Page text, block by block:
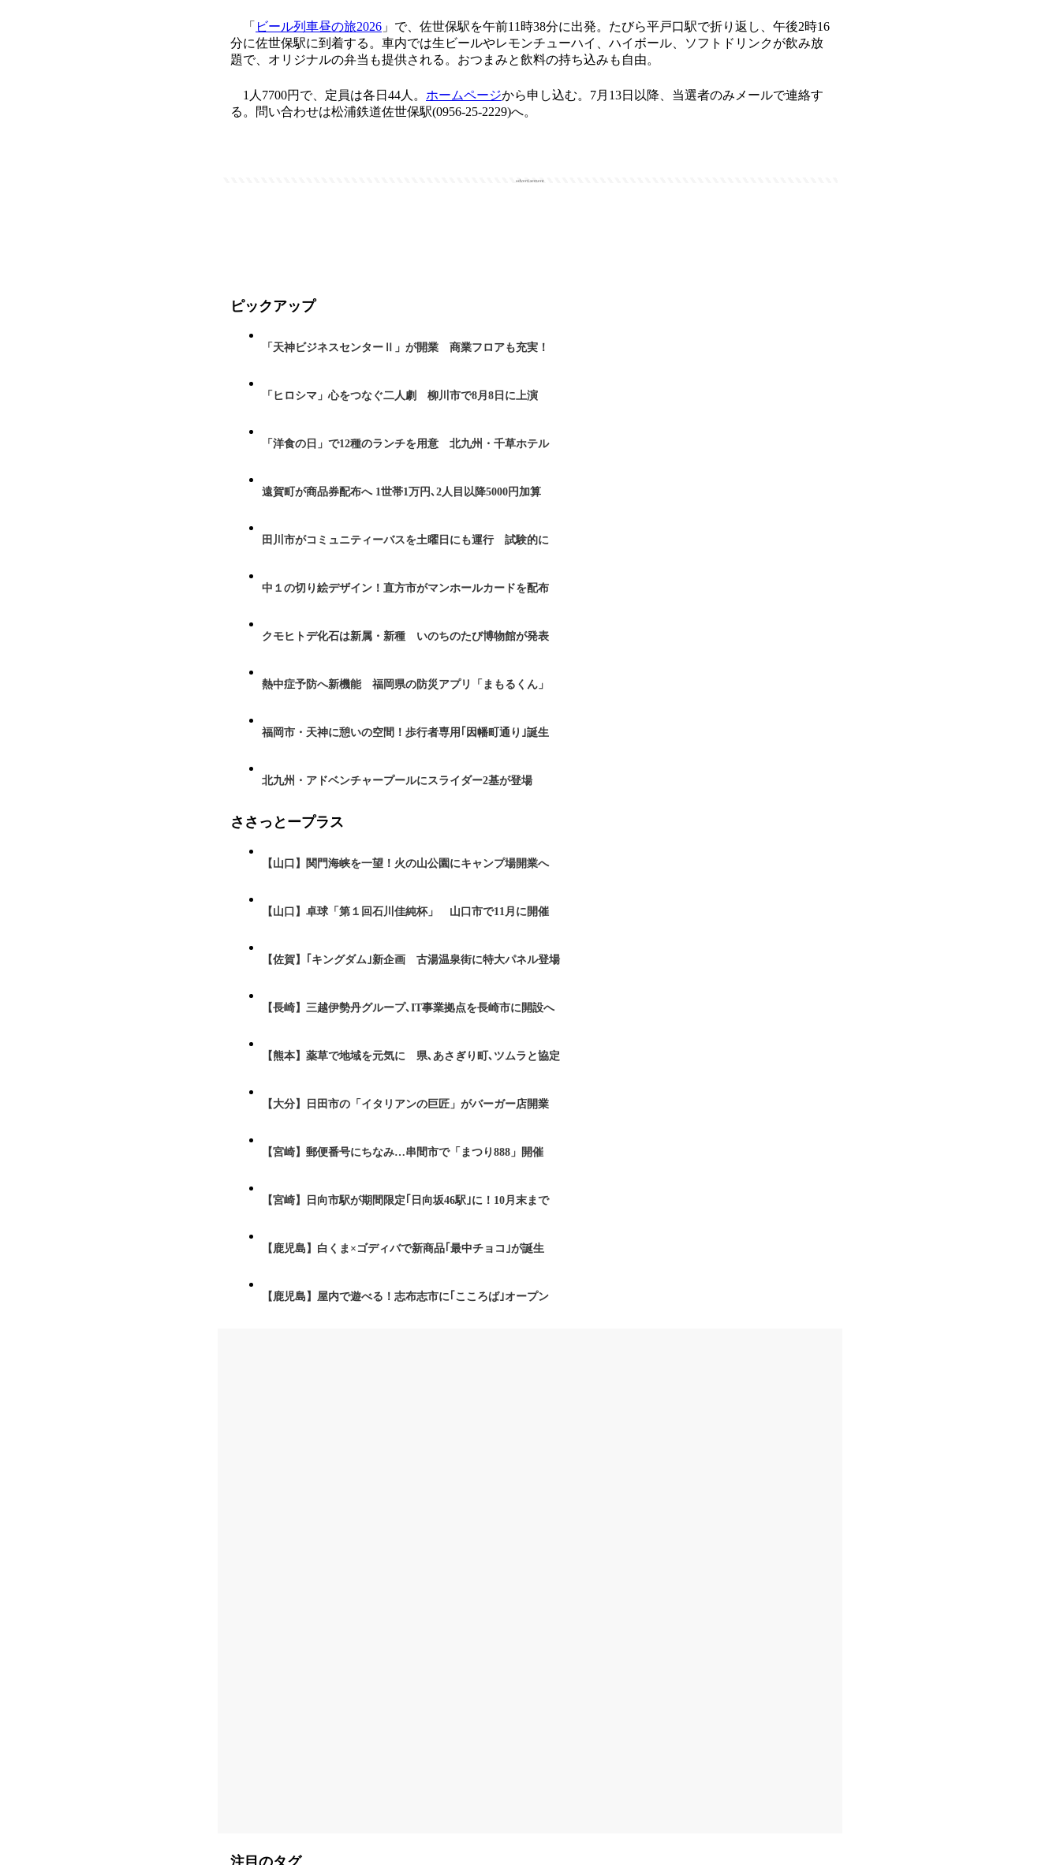
「 ビール列車昼の旅2026 」で、佐世保駅を午前11時38分に出発。たびら平戸口駅で折り返し、午後2時16
分に佐世保駅に到着する。車内では生ビールやレモンチューハイ、ハイボール、ソフトドリンクが飲み放
題で、オリジナルの弁当も提供される。おつまみと飲料の持ち込みも自由。
1人7700円で、定員は各日44人。 ホームページから申し込む。7月13日以降、当選者のみメールで連絡す
る。問い合わせは松浦鉄道佐世保駅(0956-25-2229)へ。
advertisement
ピックアップ
「天神ビジネスセンターⅡ」が開業 商業フロアも充実！
「ヒロシマ」心をつなぐ二人劇 柳川市で8月8日に上演
「洋食の日」で12種のランチを用意 北九州・千草ホテル
遠賀町が商品券配布へ 1世帯1万円､2人目以降5000円加算
田川市がコミュニティーバスを土曜日にも運行 試験的に
中１の切り絵デザイン！直方市がマンホールカードを配布
クモヒトデ化石は新属・新種 いのちのたび博物館が発表
熱中症予防へ新機能 福岡県の防災アプリ「まもるくん」
福岡市・天神に憩いの空間！歩行者専用｢因幡町通り｣誕生
北九州・アドベンチャープールにスライダー2基が登場
ささっとープラス
【山口】関門海峡を一望！火の山公園にキャンプ場開業へ
【山口】卓球「第１回石川佳純杯」 山口市で11月に開催
【佐賀】｢キングダム｣新企画 古湯温泉街に特大パネル登場
【長崎】三越伊勢丹グループ､IT事業拠点を長崎市に開設へ
【熊本】薬草で地域を元気に 県､あさぎり町､ツムラと協定
【大分】日田市の「イタリアンの巨匠」がバーガー店開業
【宮崎】郵便番号にちなみ…串間市で「まつり888」開催
【宮崎】日向市駅が期間限定｢日向坂46駅｣に！10月末まで
【鹿児島】白くま×ゴディバで新商品｢最中チョコ｣が誕生
【鹿児島】屋内で遊べる！志布志市に｢こころば｣オープン
注目のタグ